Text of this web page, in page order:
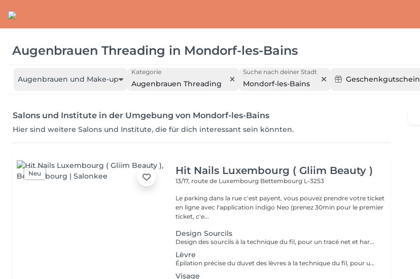
Augenbrauen Threading in Mondorf-les-Bains
Augenbrauen und Make-up
Kategorie
Augenbrauen Threading
Suche nach deiner Stadt
Mondorf-les-Bains Geschenkgutschein
Salons und Institute in der Umgebung von Mondorf-les-Bains
Hier sind weitere Salons und Institute, die für dich interessant sein könnten.
Neu Hit Nails Luxembourg ( Gliim Beauty )
13/17, route de Luxembourg Bettembourg L-3253
Le parking dans la rue c'est payent, vous pouvez prendre votre ticket
en ligne avec l'application Indigo Neo (prenez 30min pour le premier
ticket, c'e...
Design Sourcils
Design des sourcils à la technique du fil, pour un tracé net et harmonieux. Le service comprend la définition de la forme adaptée à votre visage, pour un résultat naturel et parfaitement structuré.
Lèvre
Épilation précise du duvet des lèvres à la technique du fil, pour un contour net et lisse. Le service assure un résultat délicat, confortable et parfaitement soigné.
Visage